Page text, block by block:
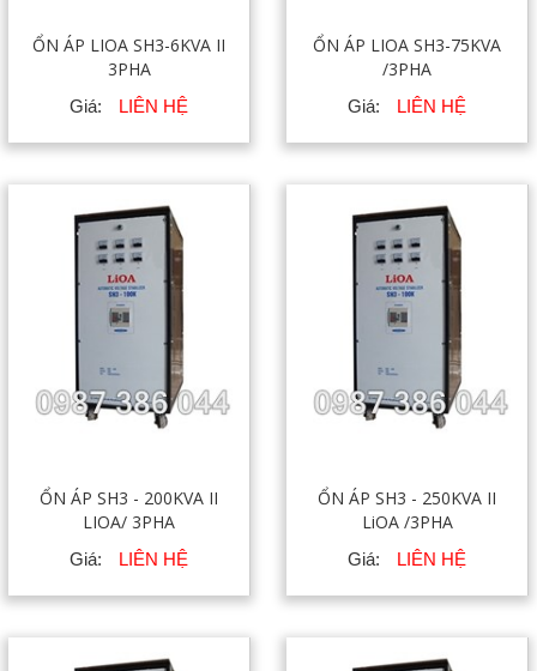
ỔN ÁP LIOA SH3-6KVA II
3PHA
Giá: LIÊN HỆ
ỔN ÁP LIOA SH3-75KVA
/3PHA
Giá: LIÊN HỆ
ỔN ÁP SH3 - 200KVA II
LIOA/ 3PHA
Giá: LIÊN HỆ
ỔN ÁP SH3 - 250KVA II
LiOA /3PHA
Giá: LIÊN HỆ